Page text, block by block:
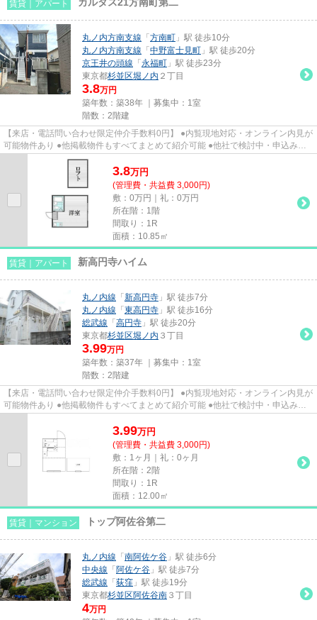
賃貸｜アパート
丸ノ内方南支線 「 方南町 」駅 徒歩10分
丸ノ内方南支線 「 中野富士見町 」駅 徒歩20分
京王井の頭線 「 永福町 」駅 徒歩23分
東京都杉並区堀ノ内 ２丁目
3.8万円
築年数：築38年 ｜募集中： 1室
階数：2階建
【来店・電話問い合わせ限定仲介手数料0円】 ●内覧現地対応・オンライン内見が
可能物件あり ●他掲載物件もすべてまとめて紹介可能 ●他社で検討中・申込み済
みのお客様、初期費用がさら...
3.8万円
(管理費・共益費 3,000円)
敷：0万円｜礼：0万円
所在階：1階
間取り：1R
面積：10.85㎡
賃貸｜アパート 新高円寺ハイム
丸ノ内線 「 新高円寺 」駅 徒歩7分
丸ノ内線 「 東高円寺 」駅 徒歩16分
総武線 「 高円寺 」駅 徒歩20分
東京都杉並区堀ノ内 ３丁目
3.99万円
築年数：築37年 ｜募集中： 1室
階数：2階建
【来店・電話問い合わせ限定仲介手数料0円】 ●内覧現地対応・オンライン内見が
可能物件あり ●他掲載物件もすべてまとめて紹介可能 ●他社で検討中・申込み済
3.99万円
(管理費・共益費 3,000円)
敷：1ヶ月｜礼：0ヶ月
所在階：2階
間取り：1R
面積：12.00㎡
賃貸｜マンション トップ阿佐谷第二
丸ノ内線 「 南阿佐ケ谷 」駅 徒歩6分
中央線 「 阿佐ケ谷 」駅 徒歩7分
総武線 「 荻窪 」駅 徒歩19分
東京都杉並区阿佐谷南 ３丁目
4万円